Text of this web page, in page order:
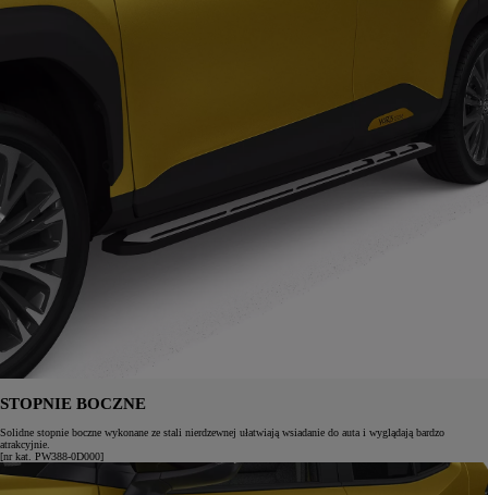
STOPNIE BOCZNE
Solidne stopnie boczne wykonane ze stali nierdzewnej ułatwiają wsiadanie do auta i wyglądają bardzo
atrakcyjnie.
[nr kat. PW388-0D000]